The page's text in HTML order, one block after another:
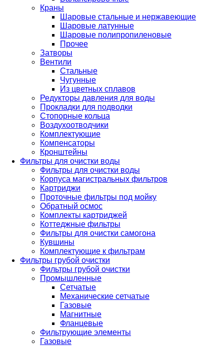
Краны
Шаровые стальные и нержавеющие
Шаровые латунные
Шаровые полипропиленовые
Прочее
Затворы
Вентили
Стальные
Чугунные
Из цветных сплавов
Редукторы давления для воды
Прокладки для подводки
Стопорные кольца
Воздухоотводчики
Комплектующие
Компенсаторы
Кронштейны
Фильтры для очистки воды
Фильтры для очистки воды
Корпуса магистральных фильтров
Картриджи
Проточные фильтры под мойку
Обратный осмос
Комплекты картриджей
Коттеджные фильтры
Фильтры для очистки самогона
Кувшины
Комплектующие к фильтрам
Фильтры грубой очистки
Фильтры грубой очистки
Промышленные
Сетчатые
Механические сетчатые
Газовые
Магнитные
Фланцевые
Фильтрующие элементы
Газовые